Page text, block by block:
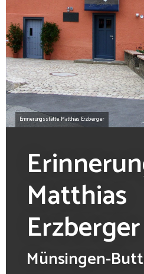
Erinnerungsstätte Matthias Erzberger
Matthias
Erzberger
Münsingen-